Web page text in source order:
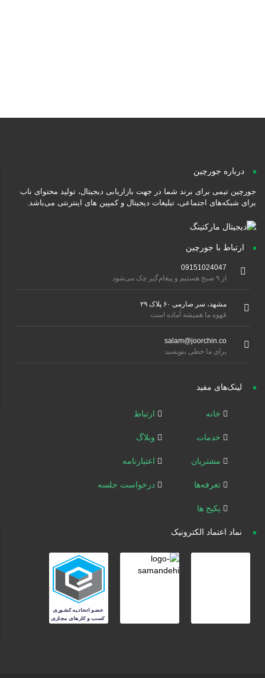
درباره جورچین
تیمی برای برند شما در جهت بازاریابی دیجیتال، تولید محتوای ناب
شبکه‌های اجتماعی، تبلیغات دیجیتال و کمپین های اینترنتی می‌باشد.
ارتباط با جورچین
09151024047
مشهد، سر صارمی ۶۰ پلاک ۲۹
قهوه ما همیشه آماده است
salam@joorchin.co
برای ما خطی بنویسید
لینک‌های مفید
خانه
خدمات
مشتریان
تعرفه‌ها
پکیج ها
ارتباط
وبلاگ
اعتبارنامه
درخواست جلسه
نماد اعتماد الکترونیک